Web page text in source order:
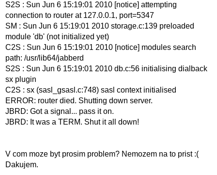
S2S : Sun Jun 6 15:19:01 2010 [notice] attempting
connection to router at 127.0.0.1, port=5347
SM : Sun Jun 6 15:19:01 2010 storage.c:139 preloaded
module 'db' (not initialized yet)
C2S : Sun Jun 6 15:19:01 2010 [notice] modules search
path: /usr/lib64/jabberd
S2S : Sun Jun 6 15:19:01 2010 db.c:56 initialising dialback
sx plugin
C2S : sx (sasl_gsasl.c:748) sasl context initialised
ERROR: router died. Shutting down server.
JBRD: Got a signal... pass it on.
JBRD: It was a TERM. Shut it all down!
V com moze byt prosim problem? Nemozem na to prist :(
Dakujem.